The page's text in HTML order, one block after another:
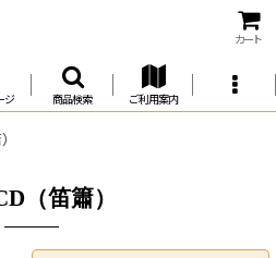
カート
ジ 商品検索 ご利用案内
（笛簫）